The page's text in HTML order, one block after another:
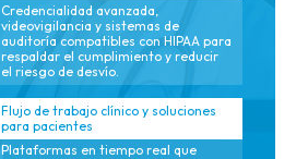
Credencialidad avanzada,
videovigilancia y sistemas de
auditoría compatibles con HIPAA para
respaldar el cumplimiento y reducir
el riesgo de desvío.
Flujo de trabajo clínico y soluciones
para pacientes
Plataformas en tiempo real que